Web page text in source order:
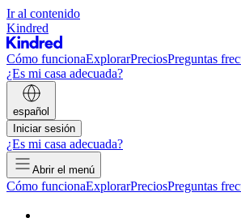
Ir al contenido
Kindred
Cómo funcionaExplorarPreciosPreguntas
¿Es mi casa adecuada?
español
Iniciar sesión
¿Es mi casa adecuada?
Abrir el menú
Cómo funcionaExplorarPreciosPreguntas